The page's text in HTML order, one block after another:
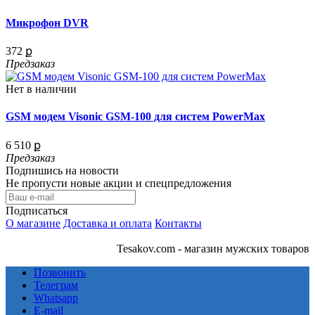
Микрофон DVR
372 ք
Предзаказ
Нет в наличии
GSM модем Visonic GSM-100 для систем PowerMax
6 510 ք
Предзаказ
Подпишись на новости
Не пропусти новые акции и спецпредложения
Подписаться
О магазине Доставка и оплата Контакты
Tesakov.com - магазин мужских товаров
Позвонить
Телеграм
Whatsapp
E-mail